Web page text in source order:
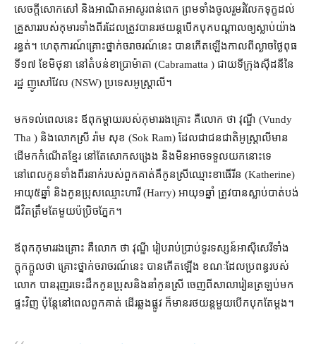
សេចក្តី​សោកសៅ និង​អាណិតអាសូរ​ពន់ពេក ព្រមទាំង​ចូលរួម​រំលែក​ទុក្ខ​ដល់​
គ្រួសារ​របស់​កុមារ​ទាំងពីរ​ដែល​ត្រូវ​បាន​រថយន្ត​បើក​បុក​បណ្តាល​ឲ្យ​ស្លាប់​យ៉ាង​
រន្ធត់​។ ហេតុការណ៍​គ្រោះថ្នាក់​ចរាចរណ៍​នេះ បាន​កើតឡើង​កាលពី​ល្ងាច​ថ្ងៃ​ពុធ
ទី​១៧ ខែមិថុនា នៅ​តំបន់​ខាប្រាម៉ាតា (Cabramatta ) ជាយ​ទីក្រុង​ស៊ីដនី​នៃ​
រដ្ឋ ញូសៅវែល (NSW) ប្រទេស​អូស្ត្រាលី។
មក​ទល់​ពេល​នេះ ឪពុកម្ដាយ​របស់​កុមារ​រងគ្រោះ គឺ​លោក ថា វុណ្ឌី (Vundy
Tha ) និង​លោកស្រី រ៉ាម សុខ (Sok Ram) ដែល​ជា​ជនជាតិ​អូស្ត្រាលី​មាន​
ដើម​ក​កំណើត​ខ្មែរ នៅតែ​សោកសង្រេង និង​មិនអាច​ទទួលយក​នោះ​ទេ
នៅពេល​កូន​ទាំងពីរ​នាក់​របស់​ពួកគាត់​គឺ​កូនស្រី​ឈ្មោះ​ខាធើរីន (Katherine)
អាយុ​៥​ឆ្នាំ និង​កូនប្រុស​ឈ្មោះ​ហារី (Harry) អាយុ​១​ឆ្នាំ ត្រូវ​បាន​ស្លាប់​បាត់​បង់
ជីវិត​ត្រឹមតែ​មួយ​ប៉ប្រិចភ្នែក។
ឪពុក​កុមារ​រងគ្រោះ គឺ​លោក ថា វុណ្ឌី រៀបរាប់​ប្រាប់​ទូរទស្សន៍​អាស៊ីសេរី​ទាំង​
ក្តុកក្តួល​ថា គ្រោះថ្នាក់​ចរាចរណ៍​នេះ បាន​កើត​ឡើង ខណៈ​ដែល​ប្រពន្ធ​របស់​
លោក បាន​រុញ​រទេះដឹក​កូនប្រុស​និង​នាំ​កូនស្រី ចេញពី​សាលារៀន​ត្រឡប់​មក​
ផ្ទះ​វិញ ប៉ុន្តែ​នៅពេល​ពួកគាត់ ដើរ​ឆ្លងផ្លូវ ក៏​មាន​រថយន្ត​មួយ​បើក​បុក​តែម្តង។